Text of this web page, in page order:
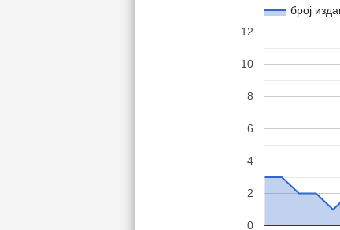
број
0
2
4
6
8
10
12